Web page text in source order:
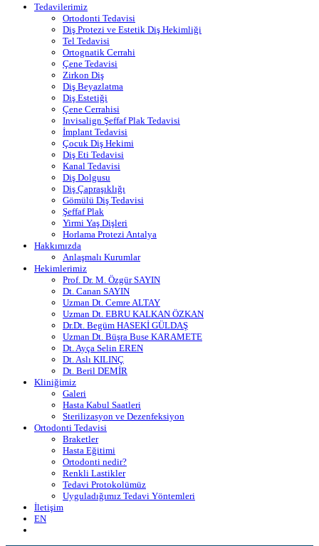
Tedavilerimiz
Ortodonti Tedavisi
Diş Protezi ve Estetik Diş Hekimliği
Tel Tedavisi
Ortognatik Cerrahi
Çene Tedavisi
Zirkon Diş
Diş Beyazlatma
Diş Estetiği
Çene Cerrahisi
Invisalign Şeffaf Plak Tedavisi
İmplant Tedavisi
Çocuk Diş Hekimi
Diş Eti Tedavisi
Kanal Tedavisi
Diş Dolgusu
Diş Çapraşıklığı
Gömülü Diş Tedavisi
Şeffaf Plak
Yirmi Yaş Dişleri
Horlama Protezi Antalya
Hakkımızda
Anlaşmalı Kurumlar
Hekimlerimiz
Prof. Dr. M. Özgür SAYIN
Dt. Canan SAYIN
Uzman Dt. Cemre ALTAY
Uzman Dt. EBRU KALKAN ÖZKAN
Dr.Dt. Begüm HASEKİ GÜLDAŞ
Uzman Dt. Büşra Buse KARAMETE
Dt. Ayça Selin EREN
Dt. Aslı KILINÇ
Dt. Beril DEMİR
Kliniğimiz
Galeri
Hasta Kabul Saatleri
Sterilizasyon ve Dezenfeksiyon
Ortodonti Tedavisi
Braketler
Hasta Eğitimi
Ortodonti nedir?
Renkli Lastikler
Tedavi Protokolümüz
Uyguladığımız Tedavi Yöntemleri
İletişim
EN